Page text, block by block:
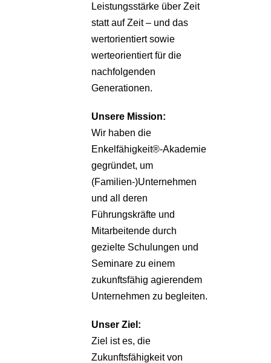
Leistungsstärke über Zeit
statt auf Zeit – und das
wertorientiert sowie
werteorientiert für die
nachfolgenden
Generationen.
Unsere Mission:
Wir haben die
Enkelfähigkeit®-Akademie
gegründet, um
(Familien-)Unternehmen
und all deren
Führungskräfte und
Mitarbeitende durch
gezielte Schulungen und
Seminare zu einem
zukunftsfähig agierendem
Unternehmen zu begleiten.
Unser Ziel:
Ziel ist es, die
Zukunftsfähigkeit von